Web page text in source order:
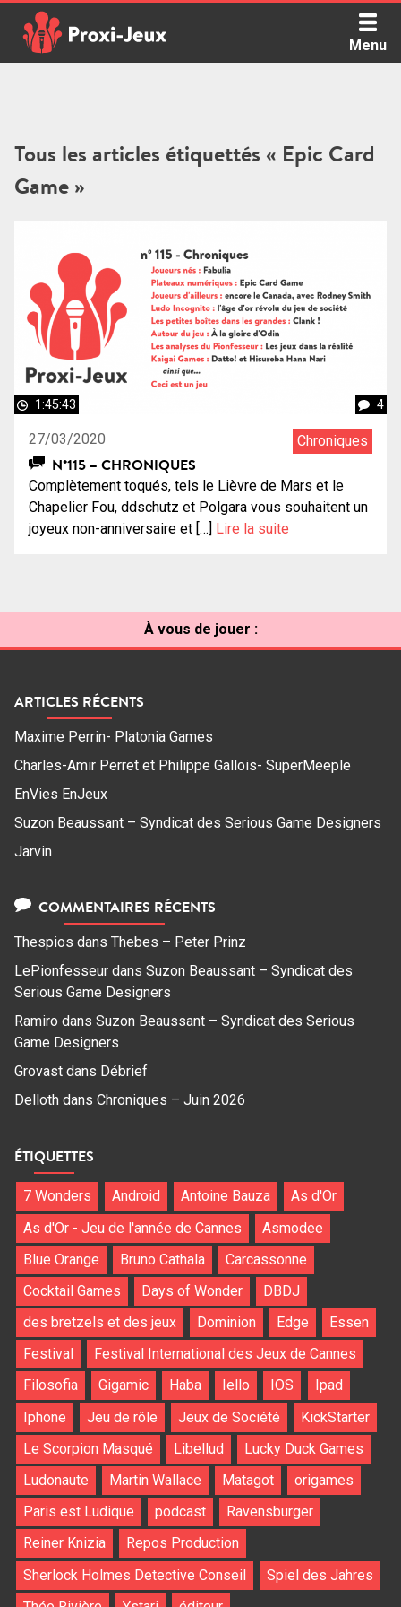
content
Menu
Tous les articles étiquettés « Epic Card
Game »
1:45:43 4
27/03/2020 Chroniques
N°115 – CHRONIQUES
Complètement toqués, tels le Lièvre de Mars et le
Chapelier Fou, ddschutz et Polgara vous souhaitent un
joyeux non-anniversaire et […] Lire la suite
À vous de jouer :
ARTICLES RÉCENTS
Maxime Perrin- Platonia Games
Charles-Amir Perret et Philippe Gallois- SuperMeeple
EnVies EnJeux
Suzon Beaussant – Syndicat des Serious Game Designers
Jarvin
COMMENTAIRES RÉCENTS
Thespios dans Thebes – Peter Prinz
LePionfesseur dans Suzon Beaussant – Syndicat des
Serious Game Designers
Ramiro dans Suzon Beaussant – Syndicat des Serious
Game Designers
Grovast dans Débrief
Delloth dans Chroniques – Juin 2026
ÉTIQUETTES
7 Wonders Android Antoine Bauza
As d'Or
As d'Or - Jeu de l'année de Cannes
Asmodee
Blue Orange
Bruno Cathala
Carcassonne
Cocktail Games
Days of Wonder
DBDJ
des bretzels et des jeux
Dominion Edge
Essen
Festival
Festival International des Jeux de Cannes
Filosofia
Gigamic Haba Iello IOS
Ipad
Iphone
Jeu de rôle Jeux de Société
KickStarter
Le Scorpion Masqué
Libellud
Lucky Duck Games
Ludonaute
Martin Wallace Matagot
origames
Paris est Ludique
podcast
Ravensburger
Reiner Knizia
Repos Production
Sherlock Holmes Detective Conseil
Spiel des Jahres